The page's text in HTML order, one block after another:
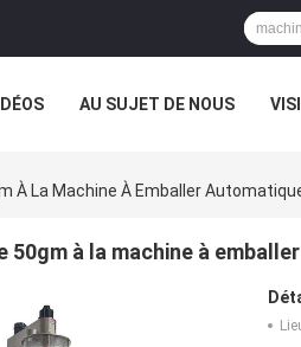
AU SUJET DE NOUS
À La Machine À Emballer
50gm à la machine à